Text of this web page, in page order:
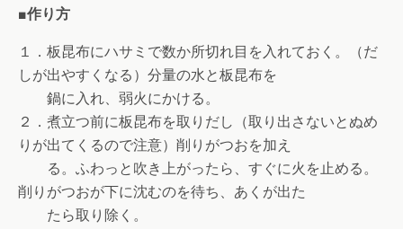
■作り方
１．板昆布にハサミで数か所切れ目を入れておく。（だ
しが出やすくなる）分量の水と板昆布を
鍋に入れ、弱火にかける。
２．煮立つ前に板昆布を取りだし（取り出さないとぬめ
りが出てくるので注意）削りがつおを加え
る。ふわっと吹き上がったら、すぐに火を止める。
削りがつおが下に沈むのを待ち、あくが出た
たら取り除く。